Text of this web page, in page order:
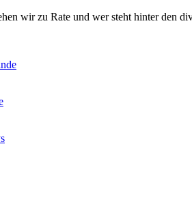
wir zu Rate und wer steht hinter den